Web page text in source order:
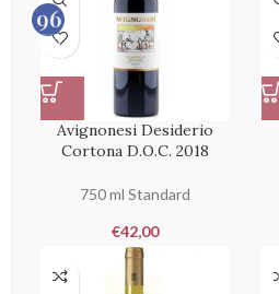
96
100
Avignonesi Desiderio
Cortona D.O.C. 2018
750 ml Standard
€42,00